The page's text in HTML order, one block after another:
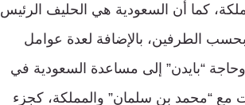
كما أن السعودية هي الحليف الرئيس
الطرفين، بالإضافة لعدة عوامل
وحاجة “بايدن” إلى مساعدة السعودية في
مع “محمد بن سلمان” والمملكة، كجزء